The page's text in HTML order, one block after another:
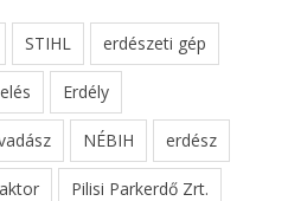
STIHL erdészeti gép
Erdély
NÉBIH erdész
Pilisi Parkerdő Zrt.